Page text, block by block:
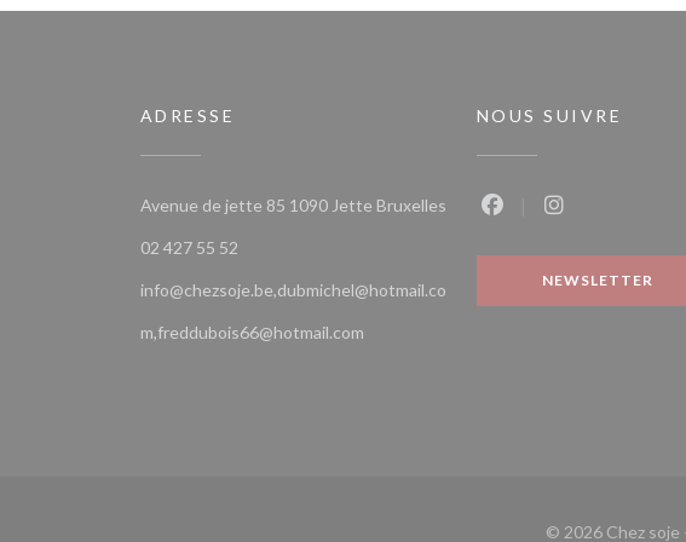
ADRESSE
Avenue de jette 85 1090 Jette Bruxelles((ouvre une nouvelle fenêtre))
02 427 55 52
info@chezsoje.be,dubmichel@hotmail.co
m,freddubois66@hotmail.com
NOUS SUIVRE
NEWSLETTER
© 2026 Chez